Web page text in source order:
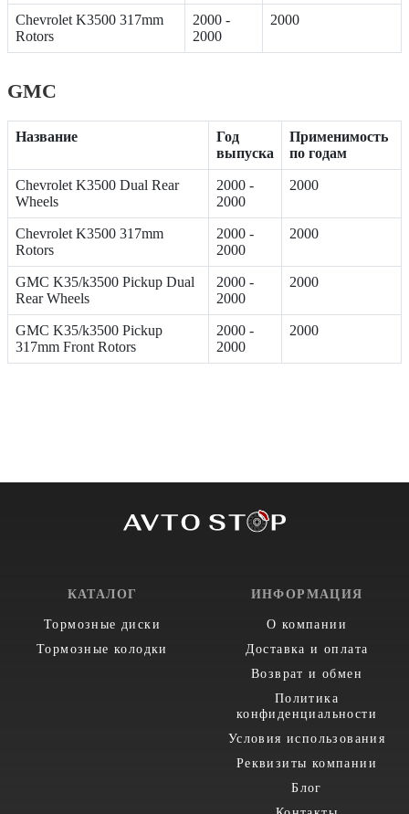
Chevrolet K3500 317mm
Rotors
2000 -
2000
2000
GMC
Название
Год
выпуска
Применимость
по годам
Chevrolet K3500 Dual Rear
Wheels
2000 -
2000
2000
Chevrolet K3500 317mm
Rotors
2000 -
2000
2000
GMC K35/k3500 Pickup Dual
Rear Wheels
2000 -
2000
2000
GMC K35/k3500 Pickup
317mm Front Rotors
2000 -
2000
2000
КАТАЛОГ
Тормозные диски
Тормозные колодки
ИНФОРМАЦИЯ
О компании
Доставка и оплата
Возврат и обмен
Политика
конфиденциальности
Условия использования
Реквизиты компании
Блог